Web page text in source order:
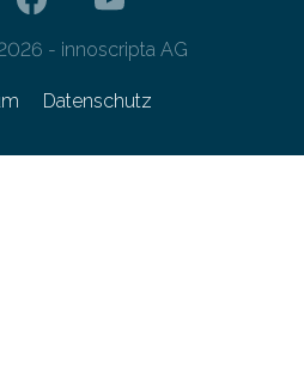
- innoscripta AG
Datenschutz